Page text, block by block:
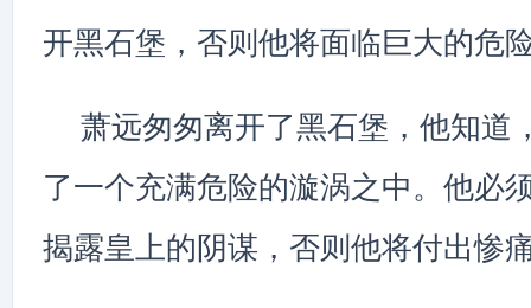
开黑石堡，否则他将面临巨大的危
萧远匆匆离开了黑石堡，他知道
了一个充满危险的漩涡之中。他必
揭露皇上的阴谋，否则他将付出惨